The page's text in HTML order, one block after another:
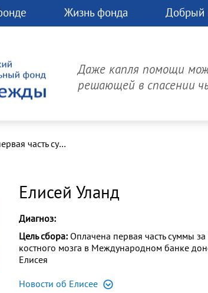
Жизнь фонда Добрый
сейчас.
может
жизнь!
Даже капля помощи
решающей в спасении
Оплачена первая часть суммы за поиск донора костного мозга в Международном банке доноров для Уланда Елисея
Елисей Уланд
Диагноз:
Цель сбора: Оплачена первая часть суммы
костного мозга в Международном банке
Елисея
Новости об Елисее